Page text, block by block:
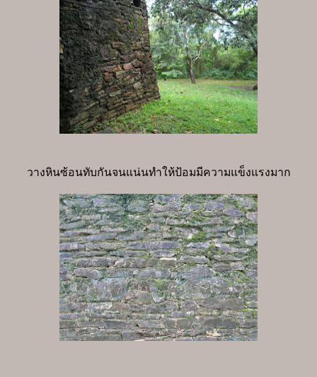
วางหินซ้อนทับกันจนแน่นทำให้ป้อมมีความแข็งแรงมาก